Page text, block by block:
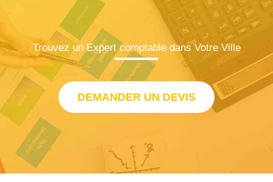
Trouvez un Expert comptable dans Votre Ville
DEMANDER UN DEVIS